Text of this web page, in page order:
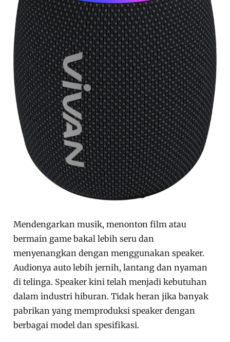
Mendengarkan musik, menonton film atau
bermain game bakal lebih seru dan
menyenangkan dengan menggunakan speaker.
Audionya auto lebih jernih, lantang dan nyaman
di telinga. Speaker kini telah menjadi kebutuhan
dalam industri hiburan. Tidak heran jika banyak
pabrikan yang memproduksi speaker dengan
berbagai model dan spesifikasi.